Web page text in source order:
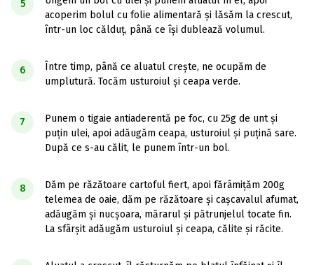
5
acoperim bolul cu folie alimentară și lăsăm la crescut,
într-un loc călduț, până ce își dublează volumul.
6
Între timp, până ce aluatul crește, ne ocupăm de
umplutură. Tocăm usturoiul și ceapa verde.
7
Punem o tigaie antiaderentă pe foc, cu 25g de unt și
puțin ulei, apoi adăugăm ceapa, usturoiul și puțină sare.
După ce s-au călit, le punem într-un bol.
8
Dăm pe răzătoare cartoful fiert, apoi fărâmițăm 200g
telemea de oaie, dăm pe răzătoare și cașcavalul afumat,
adăugăm și nucșoara, mărarul și pătrunjelul tocate fin.
La sfârșit adăugăm usturoiul și ceapa, călite și răcite.